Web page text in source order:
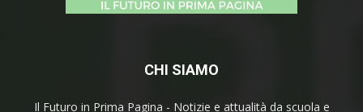
CHI SIAMO
Il Futuro in Prima Pagina - Notizie e attualità da scuola e